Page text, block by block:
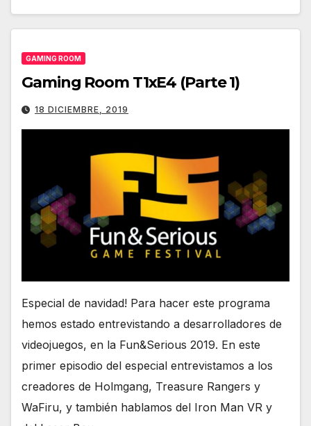
GAMING ROOM
Gaming Room T1xE4 (Parte 1)
18 DICIEMBRE, 2019
Especial de navidad! Para hacer este programa
hemos estado entrevistando a desarrolladores de
videojuegos, en la Fun&Serious 2019. En este
primer episodio del especial entrevistamos a los
creadores de Holmgang, Treasure Rangers y
WaFiru, y también hablamos del Iron Man VR y